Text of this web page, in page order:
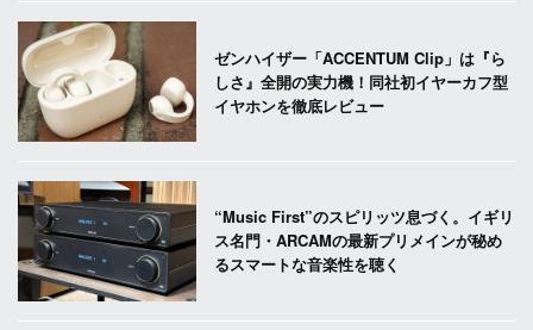
ゼンハイザー「ACCENTUM Clip」は『ら
しさ』全開の実力機！同社初イヤーカフ型
イヤホンを徹底レビュー
“Music First”のスピリッツ息づく。イギリ
ス名門・ARCAMの最新プリメインが秘め
るスマートな音楽性を聴く